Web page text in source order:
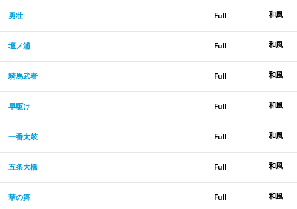
勇壮 Full 和風
壇ノ浦 Full 和風
騎馬武者 Full 和風
早駆け Full 和風
一番太鼓 Full 和風
五条大橋 Full 和風
華の舞 Full 和風